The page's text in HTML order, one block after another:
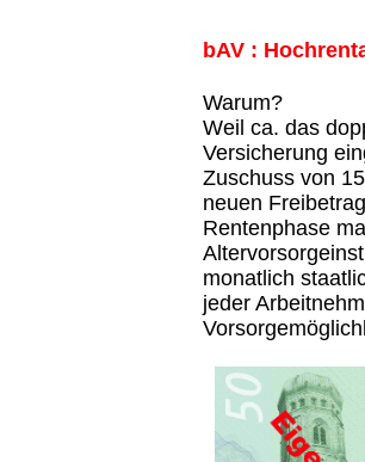
bAV :
Warum?
Weil ca. das
Versicherung
Zuschuss von
neuen
Rentenphase
monatlich
jeder